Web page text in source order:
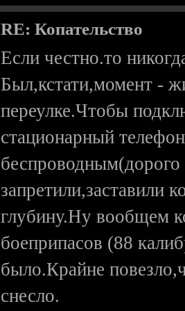
RE: Копательство
Если честно.то
Был,кстати,момент -
переулке.Чтобы
стационарный
запретили,заставили
глубину.Ну вообщем
боеприпасов (88
было.Крайне
снесло.